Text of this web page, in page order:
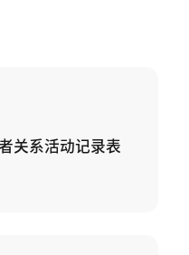
关系活动记录表